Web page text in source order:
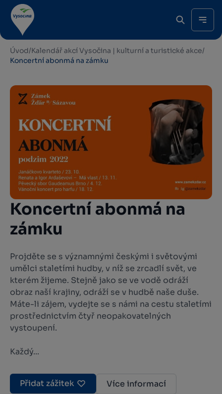
Úvod/Kalendář akcí Vysočina | kulturní a turistické akce/
Koncertní abonmá na zámku
Koncertní abonmá na
zámku
Projděte se s významnými českými i světovými
umělci staletími hudby, v níž se zrcadlí svět, ve
kterém žijeme. Stejně jako se ve vodě odráží
obraz naší krajiny, odráží se v hudbě naše duše.
Máte-li zájem, vydejte se s námi na cestu staletími
prostřednictvím čtyř neopakovatelných
vystoupení.
Každý...
Přidat zážitek Více informací